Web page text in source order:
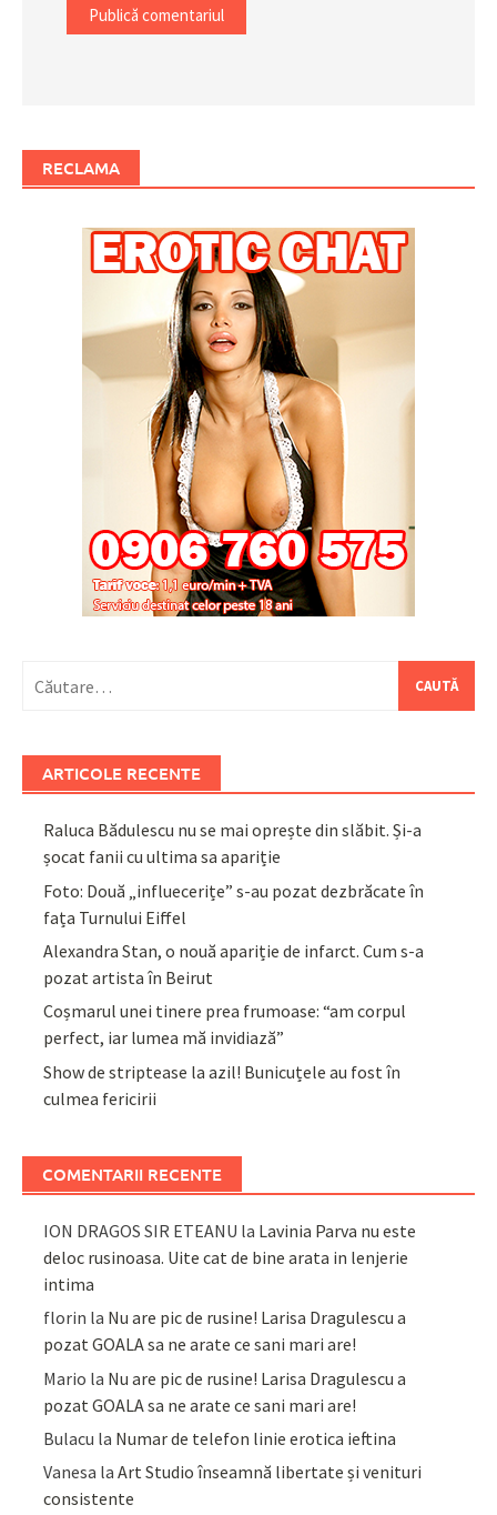
RECLAMA
după:
ARTICOLE RECENTE
Raluca Bădulescu nu se mai oprește din slăbit. Și-a
șocat fanii cu ultima sa apariție
Foto: Două „influecerițe” s-au pozat dezbrăcate în
fața Turnului Eiffel
Alexandra Stan, o nouă apariție de infarct. Cum s-a
pozat artista în Beirut
Coșmarul unei tinere prea frumoase: “am corpul
perfect, iar lumea mă invidiază”
Show de striptease la azil! Bunicuțele au fost în
culmea fericirii
COMENTARII RECENTE
ION DRAGOS SIR ETEANU la Lavinia Parva nu este
deloc rusinoasa. Uite cat de bine arata in lenjerie
intima
florin la Nu are pic de rusine! Larisa Dragulescu a
pozat GOALA sa ne arate ce sani mari are!
Mario la Nu are pic de rusine! Larisa Dragulescu a
pozat GOALA sa ne arate ce sani mari are!
Bulacu la Numar de telefon linie erotica ieftina
Vanesa laArt Studio înseamnă libertate și venituri
consistente